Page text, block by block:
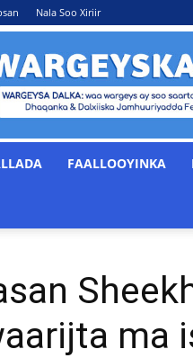
Nala Soo Xiriir
FAALLOOYINKA
ma